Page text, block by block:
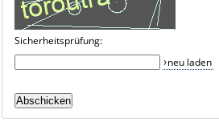
Sicherheitsprüfung:
neu laden